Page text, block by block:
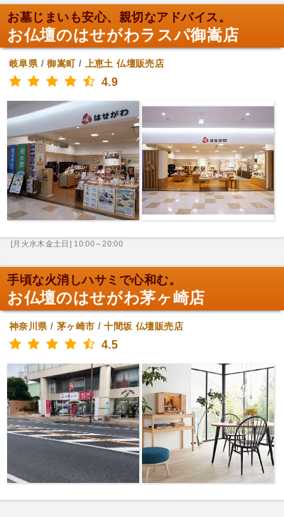
お墓じまいも安心、親切なアドバイス。
お仏壇のはせがわラスパ御嵩店
岐阜県/御嵩町/ 上恵土 仏壇販売店
4.9
[月火水木金土日] 10:00～20:00
手頃な火消しハサミで心和む。
お仏壇のはせがわ茅ヶ崎店
神奈川県/ 茅ヶ崎市 /十間坂 仏壇販売店
4.5